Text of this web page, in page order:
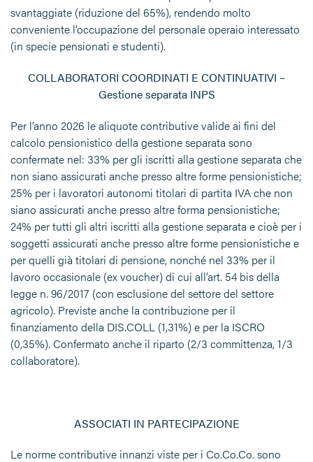
svantaggiate (riduzione del 65%), rendendo molto
conveniente l’occupazione del personale operaio interessato
(in specie pensionati e studenti).
COLLABORATORI COORDINATI E CONTINUATIVI –
Gestione separata INPS
Per l’anno 2026 le aliquote contributive valide ai fini del
calcolo pensionistico della gestione separata sono
confermate nel: 33% per gli iscritti alla gestione separata che
non siano assicurati anche presso altre forme pensionistiche;
25% per i lavoratori autonomi titolari di partita IVA che non
siano assicurati anche presso altre forma pensionistiche;
24% per tutti gli altri iscritti alla gestione separata e cioè per i
soggetti assicurati anche presso altre forme pensionistiche e
per quelli già titolari di pensione, nonché nel 33% per il
lavoro occasionale (ex voucher) di cui all’art. 54 bis della
legge n. 96/2017 (con esclusione del settore del settore
agricolo). Previste anche la contribuzione per il
finanziamento della DIS.COLL (1,31%) e per la ISCRO
(0,35%). Confermato anche il riparto (2/3 committenza, 1/3
collaboratore).
ASSOCIATI IN PARTECIPAZIONE
Le norme contributive innanzi viste per i Co.Co.Co. sono